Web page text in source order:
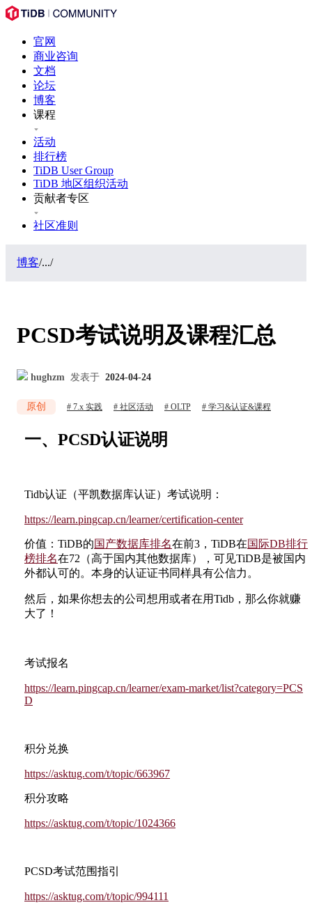
官网
商业咨询
文档
论坛
博客
课程
活动
排行榜
TiDB User Group
TiDB 地区组织活动
贡献者专区
社区准则
博客/.../
PCSD考试说明及课程汇总
hughzm 发表于 2024-04-24
原创 7.x 实践 社区活动 OLTP 学习&认证&课程
一、PCSD认证说明
Tidb认证（平凯数据库认证）考试说明：
https://learn.pingcap.cn/learner/certification-center
价值：TiDB的 国产数据库排名在前3，TiDB在 国际DB排行
榜排名在72（高于国内其他数据库），可见TiDB是被国内
外都认可的。本身的认证证书同样具有公信力。
然后，如果你想去的公司想用或者在用Tidb，那么你就赚
大了！
考试报名
https://learn.pingcap.cn/learner/exam-market/list?category=PCS
D
积分兑换
https://asktug.com/t/topic/663967
积分攻略
https://asktug.com/t/topic/1024366
PCSD考试范围指引
https://asktug.com/t/topic/994111